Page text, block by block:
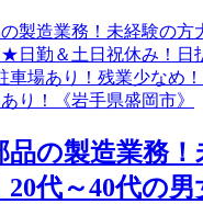
品の製造業務
20代～40代の